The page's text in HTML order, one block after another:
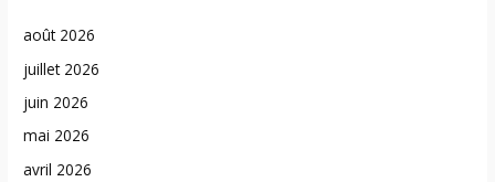
août 2026
juillet 2026
juin 2026
mai 2026
avril 2026